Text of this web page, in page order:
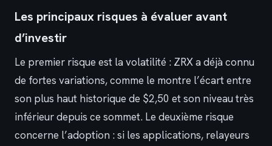
Les principaux risques à évaluer avant
d’investir
Le premier risque est la volatilité : ZRX a déjà connu
de fortes variations, comme le montre l’écart entre
son plus haut historique de $2,50 et son niveau très
inférieur depuis ce sommet. Le deuxième risque
concerne l’adoption : si les applications, relayeurs